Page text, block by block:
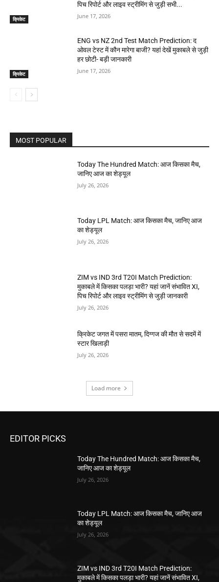
क्रिकेट
पिच रिपोर्ट और लाइव स्ट्रीमिंग से जुड़ी सभी...
June 17, 2026
क्रिकेट
ENG vs NZ 2nd Test Match Prediction: द
ओवल टेस्ट में कौन मारेगा बाजी? यहां देखें मुकाबले से जुड़ी
हर छोटी- बड़ी जानकारी
June 17, 2026
MOST POPULAR
Today The Hundred Match: आज किसका मैच,
जानिए आज का शेड्यूल
July 26, 2026
Today LPL Match: आज किसका मैच, जानिए आज
का शेड्यूल
July 26, 2026
ZIM vs IND 3rd T20I Match Prediction:
मुकाबले में किसका पलड़ा भारी? यहां जानें संभावित XI,
पिच रिपोर्ट और लाइव स्ट्रीमिंग से जुड़ी जानकारी
July 26, 2026
क्रिकेट जगत में पसरा मातम, दिग्गज की मौत से सदमें में
स्टार खिलाड़ी
July 26, 2026
Load more
EDITOR PICKS
Today The Hundred Match: आज किसका मैच,
जानिए आज का शेड्यूल
July 26, 2026
Today LPL Match: आज किसका मैच, जानिए आज
का शेड्यूल
July 26, 2026
ZIM vs IND 3rd T20I Match Prediction:
मुकाबले में किसका पलड़ा भारी? यहां जानें संभावित XI,